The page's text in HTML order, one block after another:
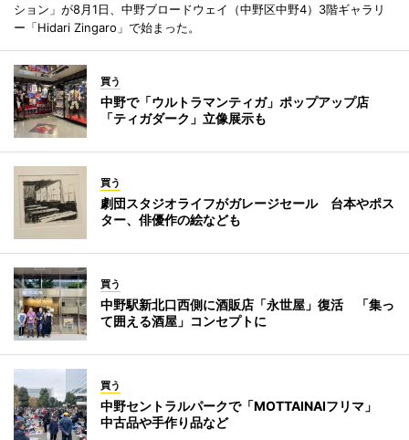
ション」が8月1日、中野ブロードウェイ（中野区中野4）3階ギャラリ
ー「Hidari Zingaro」で始まった。
買う
中野で「ウルトラマンティガ」ポップアップ店
「ティガダーク」立像展示も
買う
劇団スタジオライフがガレージセール 台本やポス
ター、俳優作の絵なども
買う
中野駅新北口西側に酒販店「永世屋」復活 「集っ
て囲える酒屋」コンセプトに
買う
中野セントラルパークで「MOTTAINAIフリマ」
中古品や手作り品など